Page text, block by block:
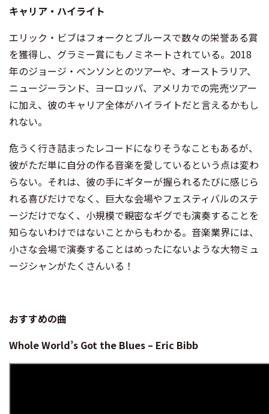
キャリア・ハイライト
エリック・ビブはフォークとブルースで数々の栄誉ある賞
を獲得し、グラミー賞にもノミネートされている。2018
年のジョージ・ベンソンとのツアーや、オーストラリア、
ニュージーランド、ヨーロッパ、アメリカでの完売ツアー
に加え、彼のキャリア全体がハイライトだと言えるかもし
れない。
危うく行き詰まったレコードになりそうなこともあるが、
彼がただ単に自分の作る音楽を愛しているという点は変わ
らない。それは、彼の手にギターが握られるたびに感じら
れる喜びだけでなく、巨大な会場やフェスティバルのステ
ージだけでなく、小規模で親密なギグでも演奏することを
知らないわけではないことからもわかる。音楽業界には、
小さな会場で演奏することはめったにないような大物ミュ
ージシャンがたくさんいる！
おすすめの曲
Whole World’s Got the Blues – Eric Bibb